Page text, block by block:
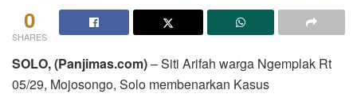
0
SHARES
SOLO, (Panjimas.com)– Siti Arifah warga Ngemplak Rt
05/29, Mojosongo, Solo membenarkan Kasus